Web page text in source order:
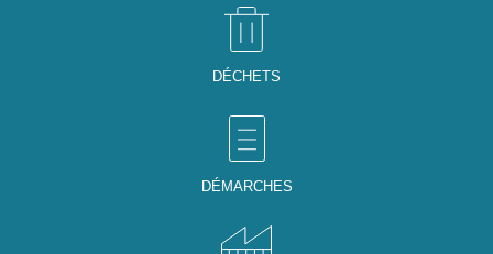
DÉCHETS
DÉMARCHES